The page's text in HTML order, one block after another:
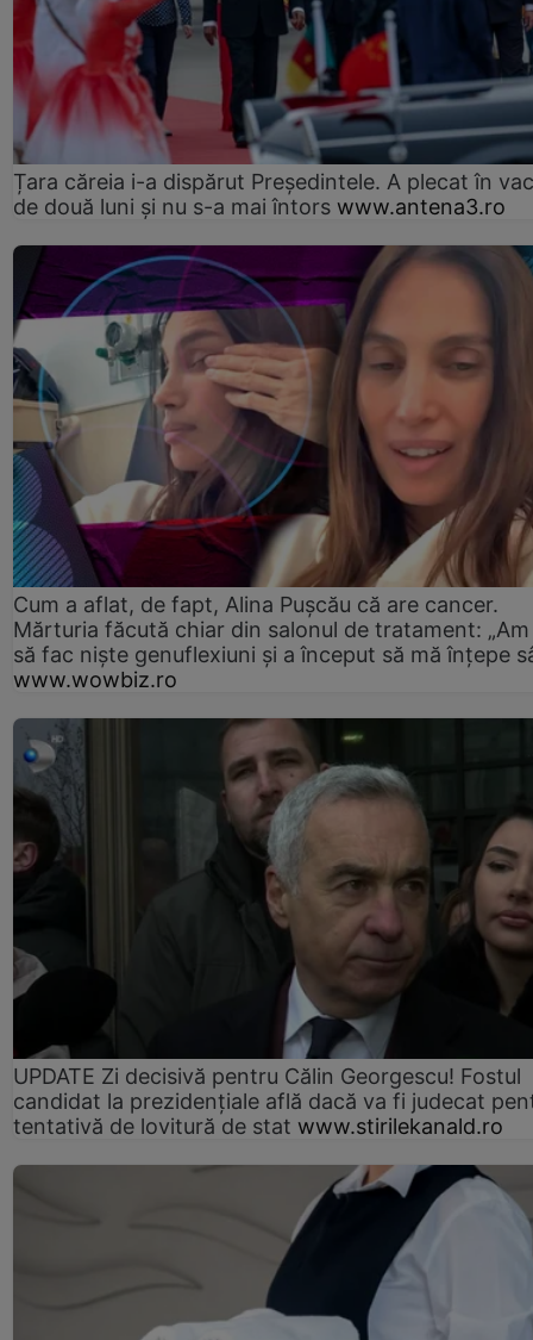
Țara căreia i-a dispărut Președintele. A plecat în
de două luni și nu s-a mai întors www.antena3.ro
Cum a aflat, de fapt, Alina Pușcău că are cancer.
Mărturia făcută chiar din salonul de tratament:
să fac niște genuflexiuni și a început să mă înțepe
www.wowbiz.ro
UPDATE Zi decisivă pentru Călin Georgescu! Fostul
candidat la prezidențiale află dacă va fi judecat
tentativă de lovitură de stat www.stirilekanald.ro